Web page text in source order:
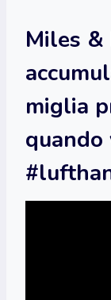
Miles &
miglia
quando